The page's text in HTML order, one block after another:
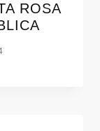
ROSA